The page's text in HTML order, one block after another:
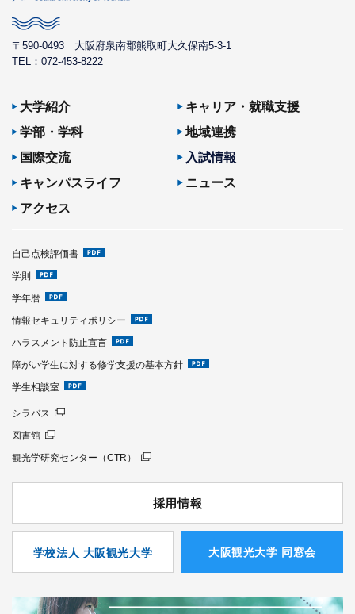
〒590-0493 大阪府泉南郡熊取町大久保南5-3-1
TEL：072-453-8222
大学紹介
キャリア・就職支援
学部・学科
地域連携
国際交流
入試情報
キャンパスライフ
ニュース
アクセス
自己点検評価書
学則
学年暦
情報セキュリティポリシー
ハラスメント防止宣言
障がい学生に対する修学支援の基本方針
学生相談室
シラバス
図書館
観光学研究センター（CTR）
採用情報
学校法人 大阪観光大学 ⼤阪観光⼤学 同窓会